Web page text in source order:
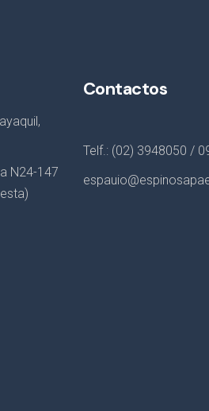
N24-147
Contactos
Telf.: (02) 3948050 /